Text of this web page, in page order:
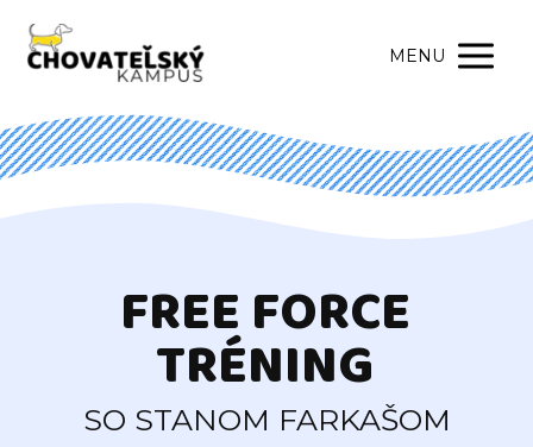
MENU
FREE FORCE
TRÉNING
SO STANOM FARKAŠOM